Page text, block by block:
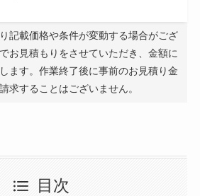
記載価格や条件が変動する場合がござ
お見積もりをさせていただき、金額に
ます。作業終了後に事前のお見積り金
求することはございません。
目次